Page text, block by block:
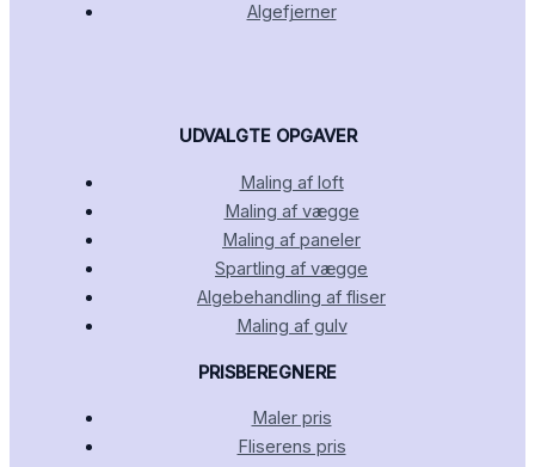
Algefjerner
UDVALGTE OPGAVER
Maling af loft
Maling af vægge
Maling af paneler
Spartling af vægge
Algebehandling af fliser
Maling af gulv
PRISBEREGNERE
Maler pris
Fliserens pris